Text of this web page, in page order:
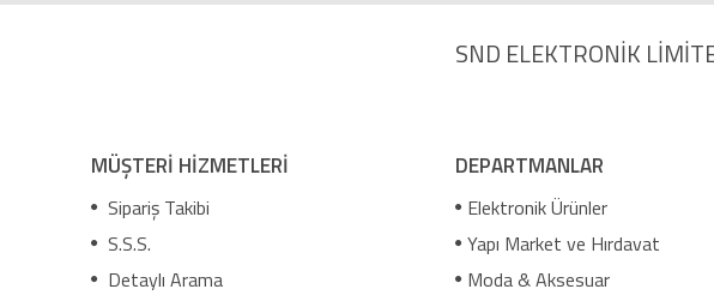
SND ELEKTRONİK
MÜŞTERİ HİZMETLERİ
Sipariş Takibi
S.S.S.
Detaylı Arama
DEPARTMANLAR
Elektronik Ürünler
Yapı Market ve Hırdavat
Moda & Aksesuar